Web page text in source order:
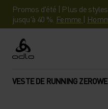
Promos d'été | Plus de
jusqu'à 40 %. Femme |
Odlo
VESTE DE RUNNING